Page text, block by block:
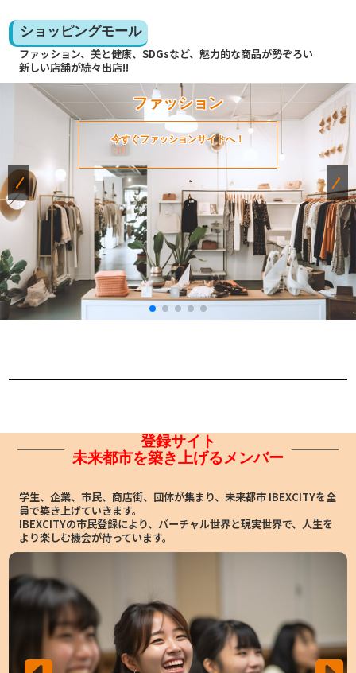
ショッピングモール
ファッション、美と健康、SDGsなど、魅力的な商品が勢ぞろい
新しい店舗が続々出店!!
ファッション
今すぐファッションサイトへ！
登録サイト
未来都市を築き上げるメンバー
学生、企業、市民、商店街、団体が集まり、未来都市 IBEXCITYを全
員で築き上げていきます。
IBEXCITYの市民登録により、バーチャル世界と現実世界で、人生を
より楽しむ機会が待っています。